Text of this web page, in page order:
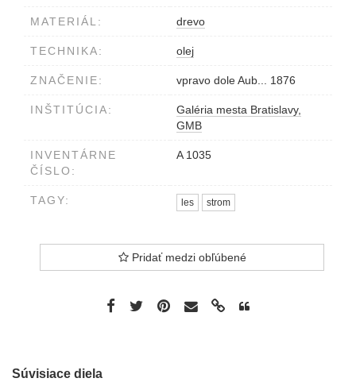
MATERIÁL: drevo
TECHNIKA: olej
ZNAČENIE: vpravo dole Aub... 1876
INŠTITÚCIA:
Galéria mesta Bratislavy,
GMB
INVENTÁRNE
ČÍSLO:
A 1035
TAGY: les strom
Pridať medzi obľúbené
Súvisiace diela